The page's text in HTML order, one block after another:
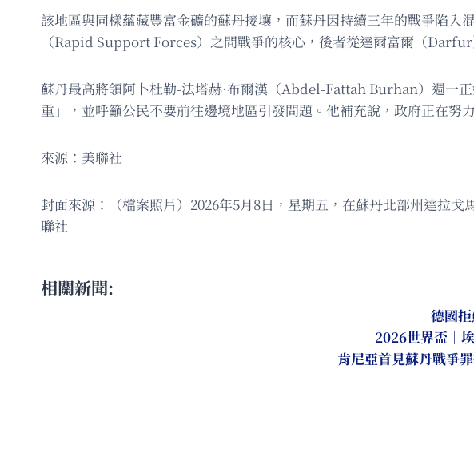
該地區與同樣蘊藏豐富金礦的蘇丹接壤，而蘇丹因持續三年的戰爭陷入
（Rapid Support Forces）之間戰爭的核心，後者從達爾富爾（
蘇丹最高將領阿卜杜勒-法塔赫·布爾漢（Abdel-Fattah Burhan）週一
重」，並呼籲公民不要前往邊境地區引發問題。他補充說，政府正在努
來源：美聯社
封面來源：（檔案照片）2026年5月8日，星期五，在蘇丹北部州達拉
聯社
相關新聞:
德國
2026世界盃｜
肯尼亞首見蘇丹戰爭